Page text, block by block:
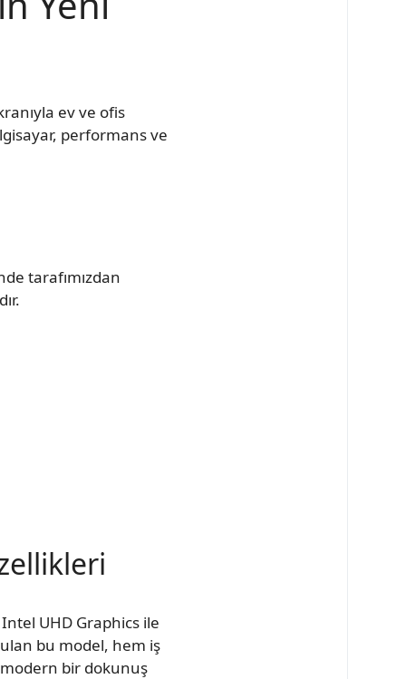
ev ve ofis
performans ve
tarafımızdan
UHD Graphics ile
bu model, hem iş
modern bir dokunuş